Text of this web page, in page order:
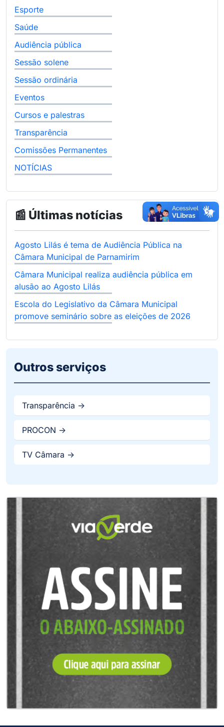
Esporte
Saúde
Audiência pública
Sessão solene
Sessão ordinária
Eventos
Cursos e palestras
Transparência
Comissões Permanentes
NOTÍCIAS
📰 Últimas notícias
Agosto Lilás é tema de Audiência Pública na
Câmara Municipal de Parnamirim
Câmara Municipal realiza audiência pública em
alusão ao Agosto Lilás
Escola do Legislativo da Câmara Municipal
promove seminário sobre as eleições de 2026
Outros serviços
Transparência ->
PROCON ->
TV Câmara ->